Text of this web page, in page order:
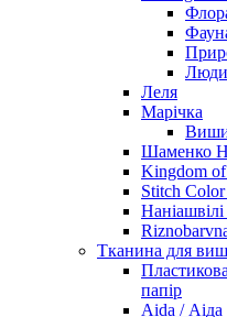
Люди
Леля
Марічка
Шаменко
Kingdom of
Stitch
Тканина для
папір
Aida / Аіда